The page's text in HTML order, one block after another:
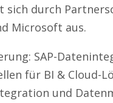
sich durch
Microsoft aus.
SAP-
für BI & Cloud-
und